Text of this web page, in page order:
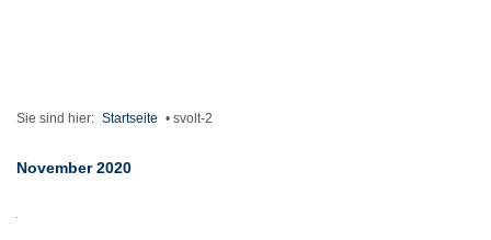
Sie sind hier: Startseite • svolt-2
November 2020